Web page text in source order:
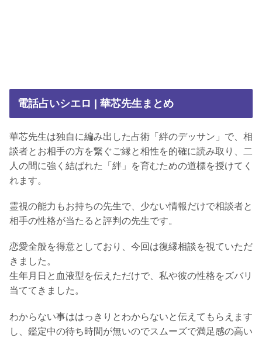
電話占いシエロ | 華芯先生まとめ
華芯先生は独自に編み出した占術「絆のデッサン」で、相
談者とお相手の方を繋ぐご縁と相性を的確に読み取り、二
人の間に強く結ばれた「絆」を育むための道標を授けてく
れます。
霊視の能力もお持ちの先生で、少ない情報だけで相談者と
相手の性格が当たると評判の先生です。
恋愛全般を得意としており、今回は復縁相談を視ていただ
きました。
生年月日と血液型を伝えただけで、私や彼の性格をズバリ
当ててきました。
わからない事ははっきりとわからないと伝えてもらえます
し、鑑定中の待ち時間が無いのでスムーズで満足感の高い